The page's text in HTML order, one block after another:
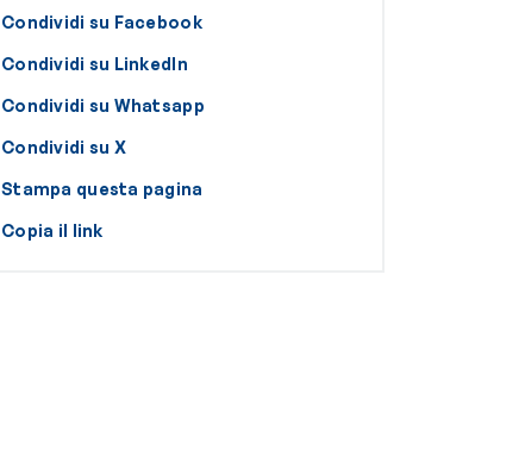
Condividi su Facebook
Condividi su LinkedIn
Condividi su Whatsapp
Condividi su X
Stampa questa pagina
Copia il link